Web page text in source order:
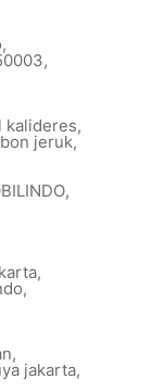
,
,
kalideres,
jeruk,
,
,
,
,
jakarta,